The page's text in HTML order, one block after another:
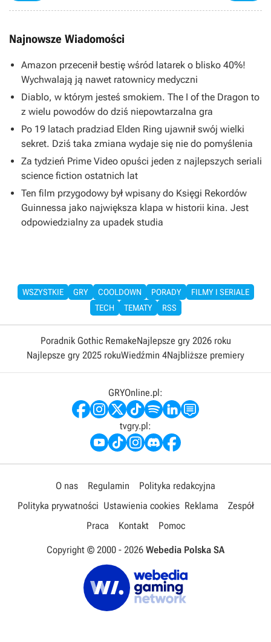
Najnowsze Wiadomości
Amazon przecenił bestię wśród latarek o blisko 40%!
Wychwalają ją nawet ratownicy medyczni
Diablo, w którym jesteś smokiem. The I of the Dragon to
z wielu powodów do dziś niepowtarzalna gra
Po 19 latach pradziad Elden Ring ujawnił swój wielki
sekret. Dziś taka zmiana wydaje się nie do pomyślenia
Za tydzień Prime Video opuści jeden z najlepszych seriali
science fiction ostatnich lat
Ten film przygodowy był wpisany do Księgi Rekordów
Guinnessa jako największa klapa w historii kina. Jest
odpowiedzialny za upadek studia
WSZYSTKIE GRY COOLDOWN PORADY
FILMY I SERIALE
TECH
TEMATY RSS
Poradnik Gothic RemakeNajlepsze gry 2026 roku
Najlepsze gry 2025 rokuWiedźmin 4Najbliższe premiery
GRYOnline.pl:
tvgry.pl:
O nas Regulamin
Polityka redakcyjna
Polityka prywatności Ustawienia cookies Reklama
Zespół
Praca
Kontakt Pomoc
Copyright © 2000 - 2026 Webedia Polska SA